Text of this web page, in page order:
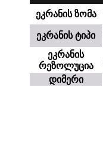
ეკრანის ზომა
ეკრანის ტიპი
ეკრანის
რეზოლუცია
დიმერი